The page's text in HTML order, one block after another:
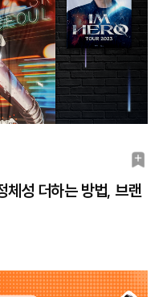
북
마
체성 더하는 방법, 브랜